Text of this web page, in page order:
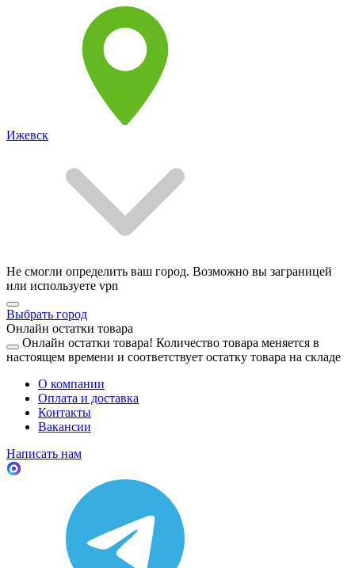
Ижевск
Не смогли определить ваш город. Возможно вы заграницей
или используете vpn
Выбрать город
Онлайн остатки товара
Онлайн остатки товара! Количество товара меняется в
настоящем времени и соответствует остатку товара на складе
О компании
Оплата и доставка
Контакты
Вакансии
Написать нам